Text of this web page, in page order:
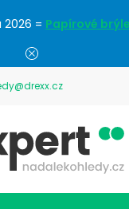
2026 = Papírové